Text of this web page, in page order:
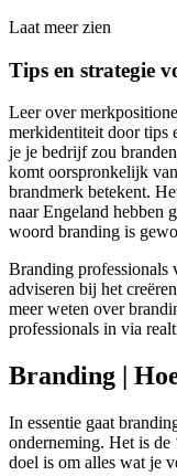
Laat meer zien
Tips en strategie
Leer over
merkidentiteit door tips
je je bedrijf zou
komt oorspronkelijk
brandmerk betekent.
naar Engeland hebben
woord branding is
Branding professionals
adviseren bij het
meer weten over
professionals in via
Branding |
In essentie gaat
onderneming. Het is de
doel is om alles wat je